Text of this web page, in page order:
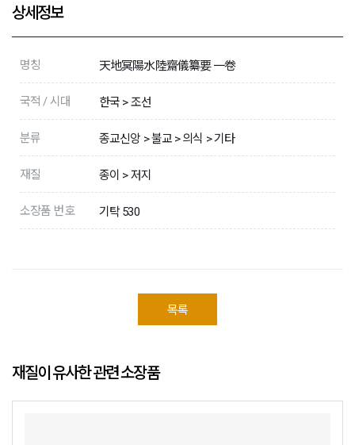
상세정보
명칭 天地冥陽水陸齋儀纂要 一卷
국적 / 시대 한국 > 조선
분류 종교신앙 > 불교 > 의식 > 기타
재질 종이 > 저지
소장품 번호 기탁 530
목록
재질이 유사한 관련 소장품